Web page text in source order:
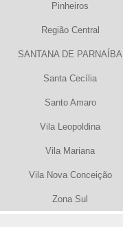
Pinheiros
Região Central
SANTANA DE PARNAÍBA
Santa Cecília
Santo Amaro
Vila Leopoldina
Vila Mariana
Vila Nova Conceição
Zona Sul